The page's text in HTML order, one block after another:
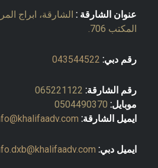
عنوان الشارقة : الشارقة، ابراج
المكتب 706.
رقم دبي: 043544522
رقم الشارقة: 065221122
موبايل: 0504490370
ايميل الشارقة:
ايميل دبي: